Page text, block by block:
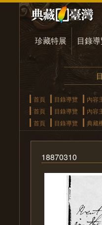
珍藏特展 目錄
首頁 目錄導覽 內容
首頁
目錄導覽 內容
首頁
目錄導覽 典藏
18870310